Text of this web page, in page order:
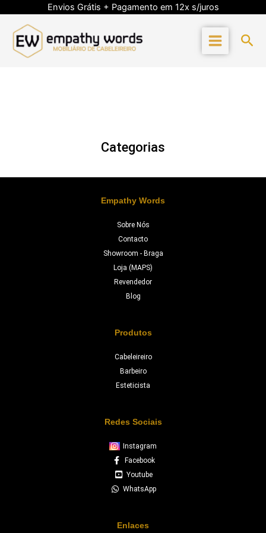
Envios Grátis + Pagamento em 12x s/juros
content
Categorias
Empathy Words
Sobre Nós
Contacto
Showroom - Braga
Loja (MAPS)
Revendedor
Blog
Produtos
Cabeleireiro
Barbeiro
Esteticista
Redes Sociais
Instagram
Facebook
Youtube
WhatsApp
Enlaces